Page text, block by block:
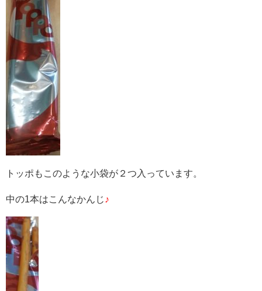
トッポもこのような小袋が２つ入っています。
中の1本はこんなかんじ ♪